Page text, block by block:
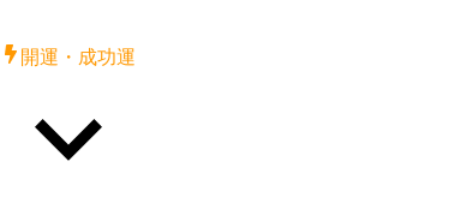
開運・成功運